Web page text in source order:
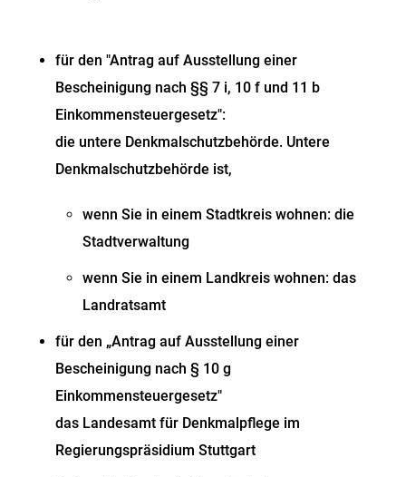
für den "Antrag auf Ausstellung einer
Bescheinigung nach §§ 7 i, 10 f und 11 b
Einkommensteuergesetz":
die untere Denkmalschutzbehörde. Untere
Denkmalschutzbehörde ist,
wenn Sie in einem Stadtkreis wohnen: die
Stadtverwaltung
wenn Sie in einem Landkreis wohnen: das
Landratsamt
für den „Antrag auf Ausstellung einer
Bescheinigung nach § 10 g
Einkommensteuergesetz"
das Landesamt für Denkmalpflege im
Regierungspräsidium Stuttgart